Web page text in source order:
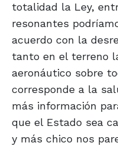
totalidad la Ley,
resonantes
acuerdo con la
tanto en el terreno
aeronáutico sobre
corresponde a la
más información
que el Estado sea
y más chico nos